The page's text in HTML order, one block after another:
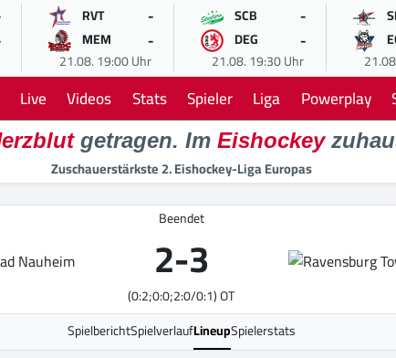
RVT -
MEM -
21.08. 19:00 Uhr
SCB -
DEG -
21.08. 19:30 Uhr
Live Videos Stats Spieler Liga Powerplay
getragen. Im Eishockey
Zuschauerstärkste 2. Eishockey-Liga Europas
Beendet
2-3
(0:2;0:0;2:0/0:1) OT
SpielberichtSpielverlaufLineupSpielerstats